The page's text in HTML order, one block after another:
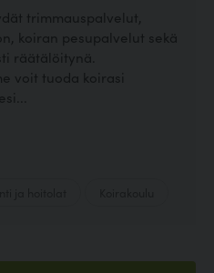
trimmauspalvelut,
koiran pesupalvelut sekä
räätälöitynä.
voit tuoda koirasi